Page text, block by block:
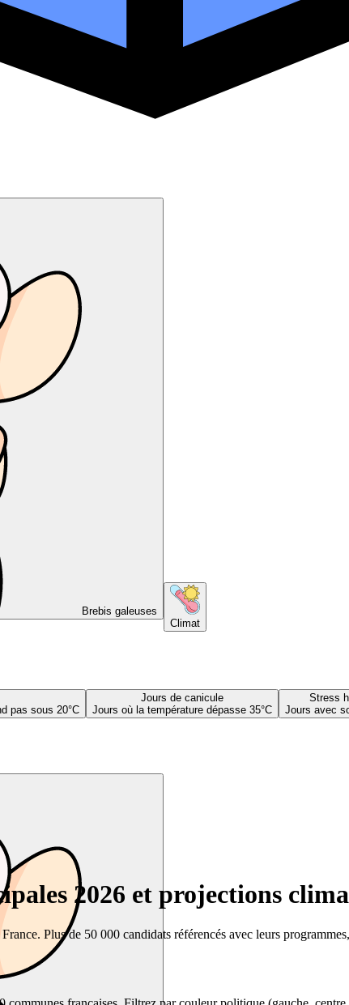
Brebis galeuses
Climat
pas sous 20°C
Jours de canicule
Jours où la température dépasse 35°C
Stress
Jours avec
2026 et projections
Plus de 50 000 candidats référencés avec leurs